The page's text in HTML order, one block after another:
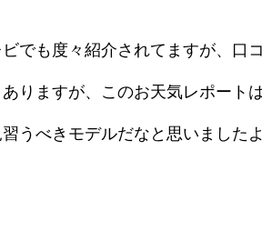
でも度々紹介されてますが、口
りますが、このお天気レポート
うべきモデルだなと思いましたよ